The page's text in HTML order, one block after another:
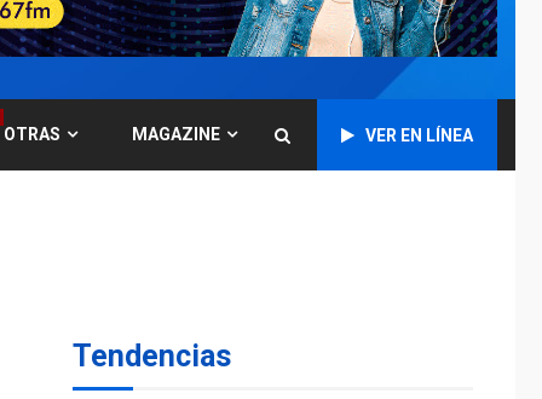
OTRAS MAGAZINE VER EN LÍNEA
Tendencias
2
asumirá Presidencia
en ceremonia atípica
POLÍTICA
TITULARES
ÚLTIMA HORA